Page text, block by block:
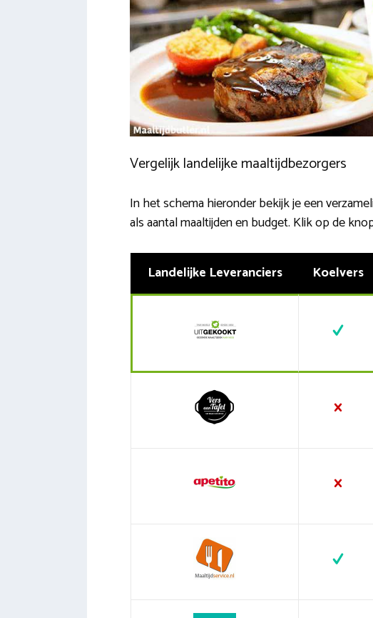
Vergelijk landelijke maaltijdbezorgers
In het schema hieronder bekijk je een
als aantal maaltijden en budget. Klik op de
Landelijke Leveranciers Koelvers